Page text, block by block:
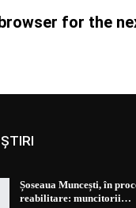
for the
Șoseaua Muncești, în
reabilitare: muncitorii…